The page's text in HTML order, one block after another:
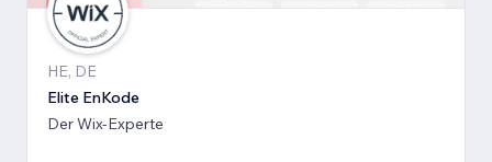
HE, DE
Elite EnKode
Der Wix-Experte